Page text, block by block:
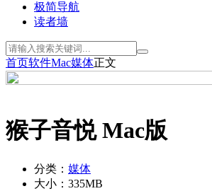
极简导航
读者墙
首页软件Mac媒体正文
猴子音悦 Mac版
分类： 媒体
大小： 335MB